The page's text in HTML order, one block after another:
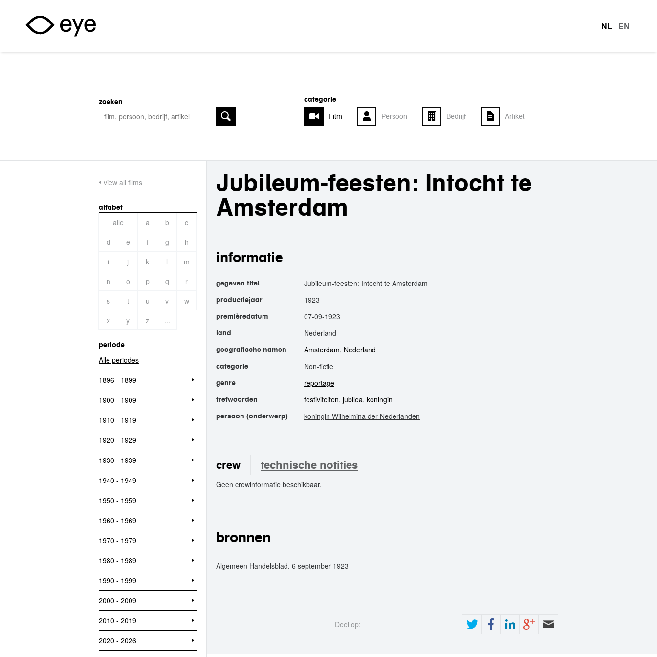
NL EN
categorie
Film
Persoon Bedrijf Artikel
zoeken
view all films
alfabet
alle a b
c
d
e f g
h
i
j k l
m
n
o p q
r
s
t u v
w
x
y z ...
periode
Alle periodes
1896 - 1899
1900 - 1909
1910 - 1919
1920 - 1929
1930 - 1939
1940 - 1949
1950 - 1959
1960 - 1969
1970 - 1979
1980 - 1989
1990 - 1999
2000 - 2009
2010 - 2019
2020 - 2026
Jubileum-feesten: Intocht te
Amsterdam
informatie
gegeven titel Jubileum-feesten: Intocht te Amsterdam
productiejaar 1923
premièredatum 07-09-1923
land Nederland
geografische namen Amsterdam, Nederland
categorie Non-fictie
genre reportage
trefwoorden festiviteiten, jubilea, koningin
persoon (onderwerp) koningin Wilhelmina der Nederlanden
crew technische notities
Geen crewinformatie beschikbaar.
bronnen
Algemeen Handelsblad, 6 september 1923
Deel op: